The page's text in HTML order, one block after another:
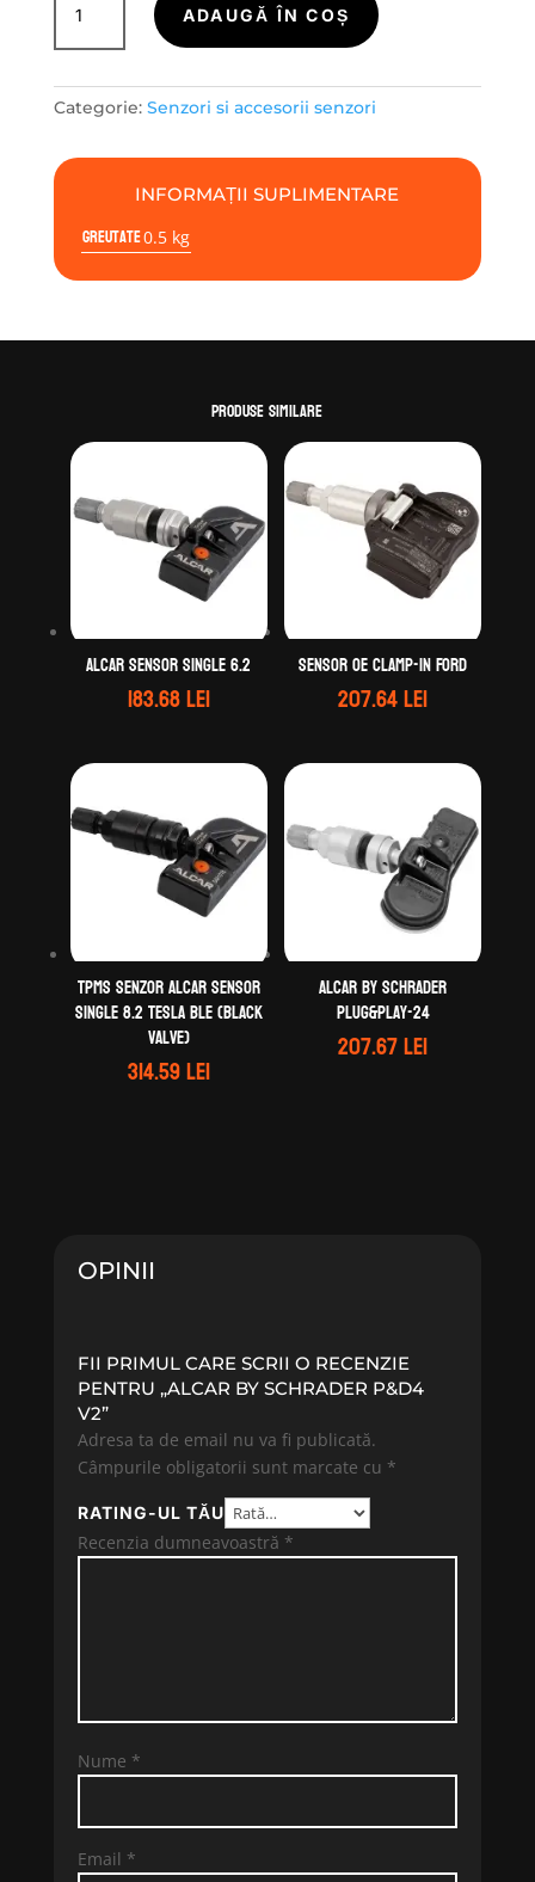
ALCAR
by
P&D4
ADAUGĂ ÎN COȘ
Categorie: Senzori si accesorii senzori
INFORMAȚII SUPLIMENTARE
Greutate0.5 kg
Produse similare
ALCAR Sensor Single 6.2
183.68lei
Sensor OE clamp-in Ford
207.64lei
TPMS Senzor ALCAR Sensor
Single 8.2 TESLA BLE (black
valve)
314.59lei
ALCAR by Schrader
Plug&Play-24
207.67lei
OPINII
FII PRIMUL CARE SCRII O RECENZIE
PENTRU „ALCAR BY SCHRADER P&D4
V2”
Adresa ta de email nu va fi publicată.
Câmpurile obligatorii sunt marcate cu *
RATING-UL TĂU
Recenzia dumneavoastră *
Nume *
Email *